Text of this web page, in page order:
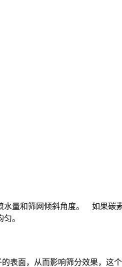
水量和筛网倾斜角度。 如果碳
。
表面，从而影响筛分效果，这